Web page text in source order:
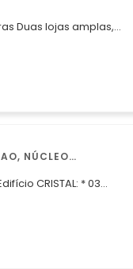
NÚCLEO
CRISTAL: * 03